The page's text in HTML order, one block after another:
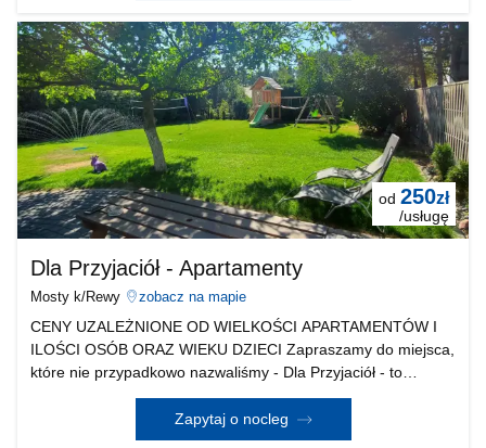
od 250zł
/usługę
Dla Przyjaciół - Apartamenty
Mosty k/Rewy zobacz na mapie
CENY UZALEŻNIONE OD WIELKOŚCI APARTAMENTÓW I
ILOŚCI OSÓB ORAZ WIEKU DZIECI Zapraszamy do miejsca,
które nie przypadkowo nazwaliśmy - Dla Przyjaciół - to
właśnie u nas możesz poczuć niezapomniany klimat wakacji ,
odpocząć w nowych komfortowych apartamentach i korzystać
Zapytaj o nocleg